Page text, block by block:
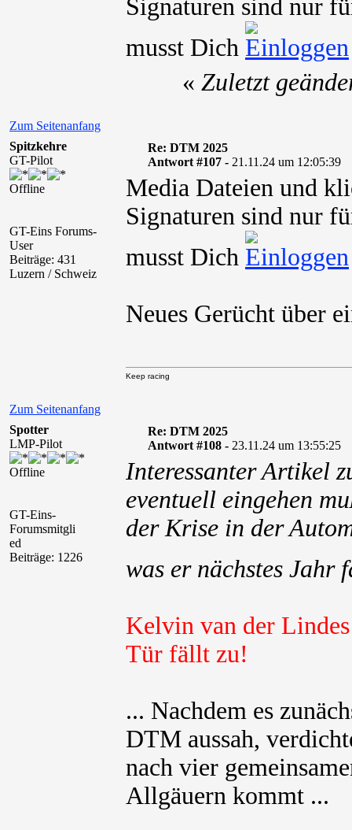
Signaturen sind nur
musst Dich
Zum Seitenanfang
« Zuletzt
Spitzkehre
GT-Pilot
Offline
GT-Eins Forums-
User
Beiträge: 431
Luzern / Schweiz
Re: DTM 2025
Antwort #107 - 21.11.24 um 12:05:39
Media Dateien und
Signaturen sind nur
musst Dich
Neues Gerücht über
Zum Seitenanfang
Keep racing
Spotter
LMP-Pilot
Offline
GT-Eins-
Forumsmitgli
ed
Beiträge: 1226
Re: DTM 2025
Antwort #108 - 23.11.24 um 13:55:25
Interessanter Artikel
eventuell eingehen
der Krise in der
was er nächstes Jahr
Kelvin van der
Tür fällt zu!
... Nachdem es
DTM aussah,
nach vier
Allgäuern kommt ...